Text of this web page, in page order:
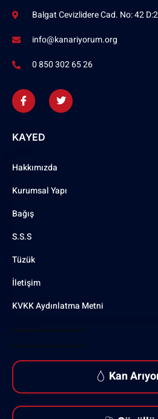
Balgat Cevizlidere Cad. No: 42
info@kanariyorum.org
0 850 302 65 26
KAYED
Hakkımızda
Kurumsal Yapı
Bağış
S.S.S
Tüzük
İletişim
KVKK Aydınlatma Metni
Kan